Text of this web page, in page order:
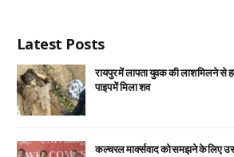
Latest Posts
रायपुर में लापता युवक की लाश मिलने से
पाइप में मिला शव
कल्चरल मार्क्सवाद को समझने के लिए